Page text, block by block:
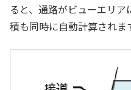
ると、通路がビューエリ
積も同時に自動計算されま